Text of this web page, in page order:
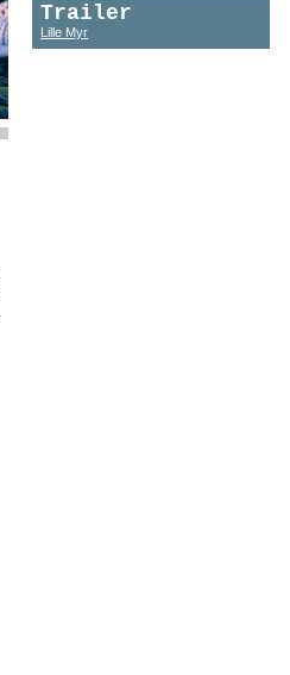
Trailer
Lille Myr